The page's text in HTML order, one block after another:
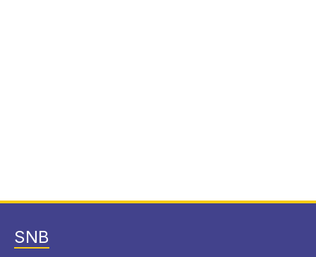
SNB